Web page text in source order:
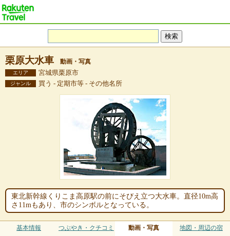
栗原大水車 動画・写真
エリア 宮城県栗原市
ジャンル 買う - 定期市等 - その他名所
東北新幹線くりこま高原駅の前にそびえ立つ大水車。直径10m高
さ11mもあり、市のシンボルとなっている。
基本情報 つぶやき・クチコミ 動画・写真 地図・周辺の宿